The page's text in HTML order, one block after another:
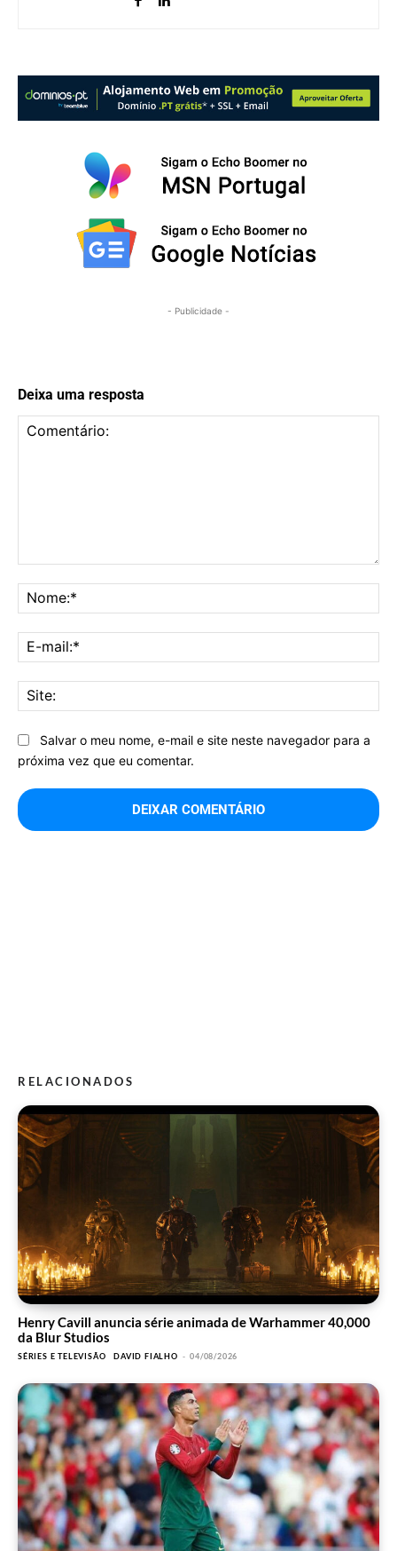
- Publicidade -
Deixa uma resposta
Salvar o meu nome, e-mail e site neste navegador para a
próxima vez que eu comentar.
RELACIONADOS
Henry Cavill anuncia série animada de Warhammer 40,000
da Blur Studios
SÉRIES E TELEVISÃO DAVID FIALHO - 04/08/2026